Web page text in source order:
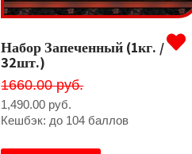
Набор Запеченный (1кг. /
32шт.)
1660.00 руб.
1,490.00 руб.
Кешбэк: до 104 баллов